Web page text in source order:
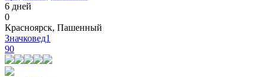
6 дней
0
Красноярск, Пашенный
Значковед1
90